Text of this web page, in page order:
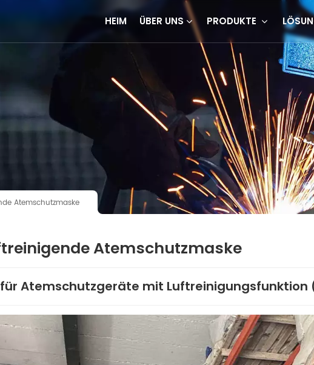
HEIM ÜBER UNS PRODUKTE
Atemschutzmaske
Atemschutzmaske
Atemschutzgeräte mit Luftreinigungsfunktion